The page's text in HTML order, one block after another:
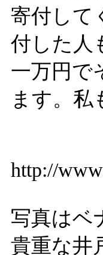
寄付して
付した人
一万円で
ます。私
http://
写真はベ
貴重な井